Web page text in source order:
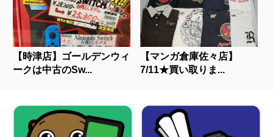
【時津店】ゴールデンウィ
ークは中古のSw...
【マンガ倉庫佐々店】
7/11★買い取りま...